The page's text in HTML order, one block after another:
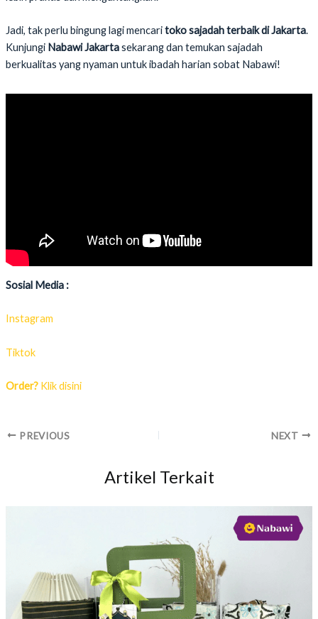
Jadi, tak perlu bingung lagi mencaritoko sajadah terbaik di Jakarta.
Kunjungi Nabawi Jakartasekarang dan temukan sajadah
berkualitas yang nyaman untuk ibadah harian sobat Nabawi!
Sosial Media :
Instagram
Tiktok
Order?Klik disini
PREVIOUS NEXT
Artikel Terkait